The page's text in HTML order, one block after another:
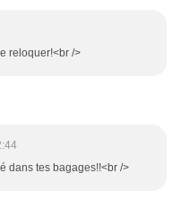
reloquer!<br />
dans tes bagages!!<br />